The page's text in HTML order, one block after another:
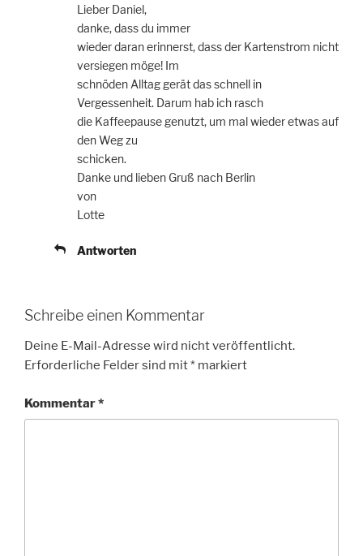
Lieber Daniel,
danke, dass du immer
wieder daran erinnerst, dass der Kartenstrom nicht
versiegen möge! Im
schnöden Alltag gerät das schnell in
Vergessenheit. Darum hab ich rasch
die Kaffeepause genutzt, um mal wieder etwas auf
den Weg zu
schicken.
Danke und lieben Gruß nach Berlin
von
Lotte
Antworten
Schreibe einen Kommentar
Deine E-Mail-Adresse wird nicht veröffentlicht.
Erforderliche Felder sind mit* markiert
Kommentar*